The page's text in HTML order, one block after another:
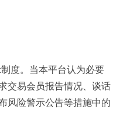
度。当本平台认为必要
交易会员报告情况、谈话
风险警示公告等措施中的